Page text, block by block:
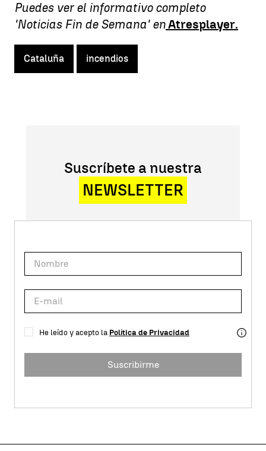
Puedes ver el informativo completo
'Noticias Fin de Semana' enAtresplayer.
Cataluña incendios
Suscríbete a nuestra
NEWSLETTER
He leído y acepto la Política de Privacidad
Suscribirme